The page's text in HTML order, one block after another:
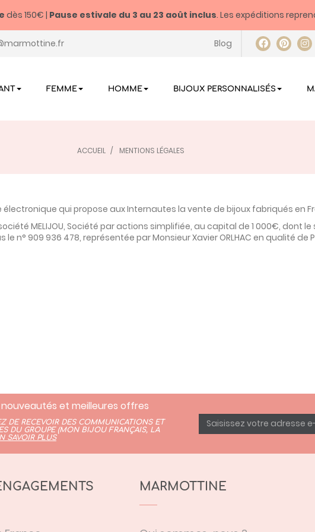
dès 150€ | Pause estivale du 3 au 23 août inclus. Les expéditions
Blog
FEMME HOMME BIJOUX PERSONNALISÉS
ACCUEIL MENTIONS LÉGALES
qui propose aux Internautes la vente de bijoux fabriqués en
MELIJOU, Société par actions simplifiée, au capital de 1 000€, dont
le n° 909 936 478, représentée par Monsieur Xavier ORLHAC en qualité de
et meilleures offres
DE RECEVOIR DES COMMUNICATIONS ET
DU GROUPE (MON BIJOU FRANÇAIS, LA
SAVOIR PLUS
MARMOTTINE